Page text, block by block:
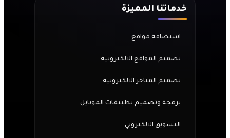
خدماتنا المميزة
استضافة مواقع
تصميم المواقع الالكترونية
تصميم المتاجر الالكترونية
برمجة وتصميم تطبيقات الموبايل
التسويق الالكتروني